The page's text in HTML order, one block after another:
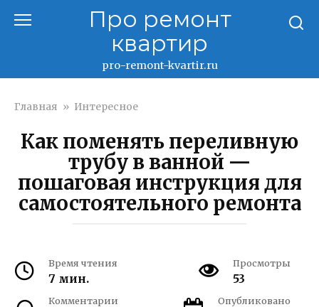
Про ремонт
квартир
pro-remont-kvartir.ru
Главная » Интересное
Как поменять переливную
трубу в ванной —
пошаговая инструкция для
самостоятельного ремонта
Время чтения
7 мин.
Просмотры
53
Комментарии Опубликовано